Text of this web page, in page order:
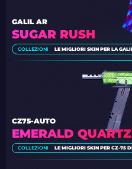
SUGAR RUSH
GALIL AR
COLLEZIONI
EMERALD QUARTZ
CZ75-AUTO
COLLEZIONI